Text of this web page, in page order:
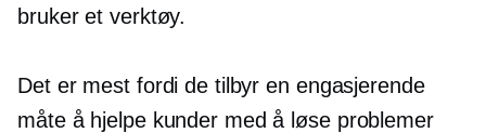
bruker et verktøy.
Det er mest fordi de tilbyr en engasjerende
måte å hjelpe kunder med å løse problemer